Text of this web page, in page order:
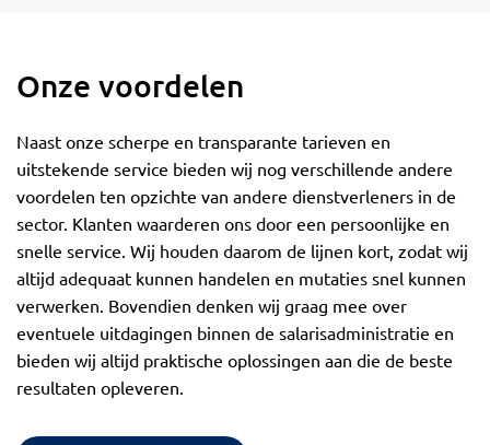
Onze voordelen
Naast onze scherpe en transparante tarieven en
uitstekende service bieden wij nog verschillende andere
voordelen ten opzichte van andere dienstverleners in de
sector. Klanten waarderen ons door een persoonlijke en
snelle service. Wij houden daarom de lijnen kort, zodat wij
altijd adequaat kunnen handelen en mutaties snel kunnen
verwerken. Bovendien denken wij graag mee over
eventuele uitdagingen binnen de salarisadministratie en
bieden wij altijd praktische oplossingen aan die de beste
resultaten opleveren.